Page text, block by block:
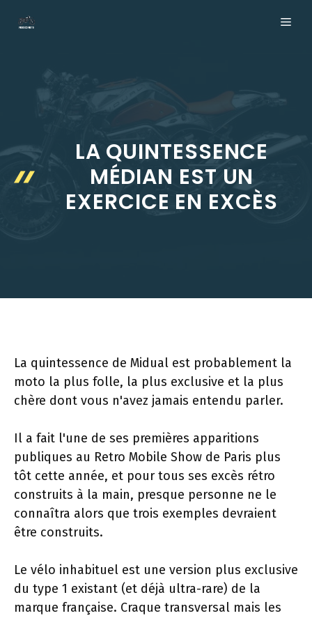
LA QUINTESSENCE
MÉDIAN EST UN
EXERCICE EN EXCÈS
La quintessence de Midual est probablement la
moto la plus folle, la plus exclusive et la plus
chère dont vous n'avez jamais entendu parler.
Il a fait l'une de ses premières apparitions
publiques au Retro Mobile Show de Paris plus
tôt cette année, et pour tous ses excès rétro
construits à la main, presque personne ne le
connaîtra alors que trois exemples devraient
être construits.
Le vélo inhabituel est une version plus exclusive
du type 1 existant (et déjà ultra-rare) de la
marque française. Craque transversal mais les